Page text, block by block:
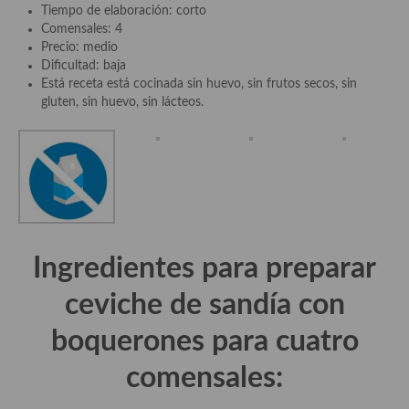
demás
Entrantes y primeros platos
Ensaladas
Gazpachos, salmorejos, sopas y cremas frías
Quínoa
Pasta
Arroces Y fideuás
Legumbres y cereales
Cuscús
Tiempo de elaboración: corto
Comensales: 4
Precio: medio
Dificultad: baja
Está receta está cocinada sin huevo, sin frutos secos, sin
gluten, sin huevo, sin lácteos.
Ingredientes para preparar
ceviche de sandía con
boquerones para cuatro
comensales: